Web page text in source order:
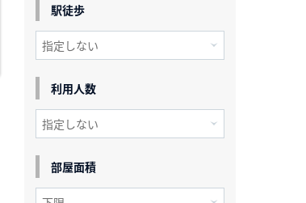
駅徒歩
利用人数
部屋面積